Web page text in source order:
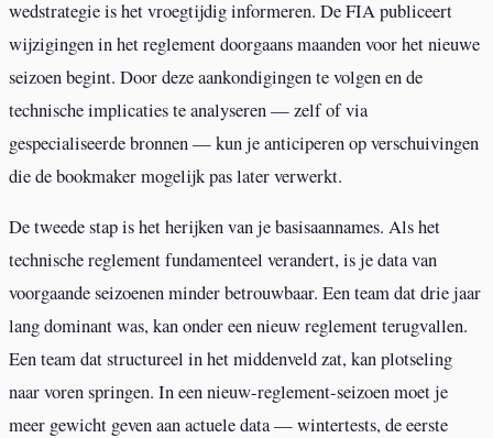
wedstrategie is het vroegtijdig informeren. De FIA publiceert
wijzigingen in het reglement doorgaans maanden voor het nieuwe
seizoen begint. Door deze aankondigingen te volgen en de
technische implicaties te analyseren — zelf of via
gespecialiseerde bronnen — kun je anticiperen op verschuivingen
die de bookmaker mogelijk pas later verwerkt.
De tweede stap is het herijken van je basisaannames. Als het
technische reglement fundamenteel verandert, is je data van
voorgaande seizoenen minder betrouwbaar. Een team dat drie jaar
lang dominant was, kan onder een nieuw reglement terugvallen.
Een team dat structureel in het middenveld zat, kan plotseling
naar voren springen. In een nieuw-reglement-seizoen moet je
meer gewicht geven aan actuele data — wintertests, de eerste